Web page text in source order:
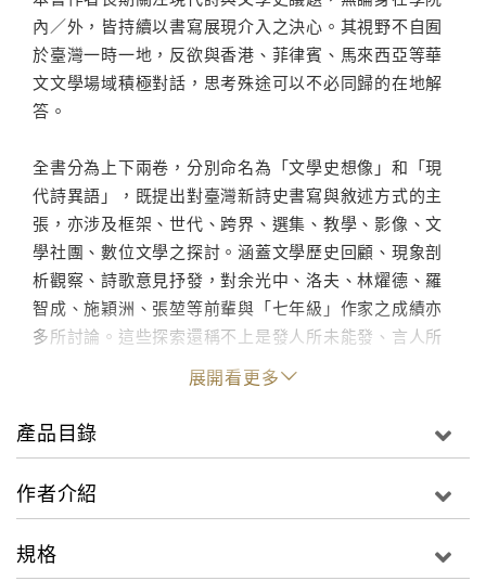
內／外，皆持續以書寫展現介入之決心。其視野不自囿
於臺灣一時一地，反欲與香港、菲律賓、馬來西亞等華
文文學場域積極對話，思考殊途可以不必同歸的在地解
答。
全書分為上下兩卷，分別命名為「文學史想像」和「現
代詩異語」，既提出對臺灣新詩史書寫與敘述方式的主
張，亦涉及框架、世代、跨界、選集、教學、影像、文
學社團、數位文學之探討。涵蓋文學歷史回顧、現象剖
析觀察、詩歌意見抒發，對余光中、洛夫、林燿德、羅
智成、施穎洲、張堃等前輩與「七年級」作家之成績亦
多所討論。這些探索還稱不上是發人所未能發、言人所
未敢言，唯盼書中所錄種種異語，日後莫成無用囈語！
展開看更多
產品目錄
作者介紹
規格